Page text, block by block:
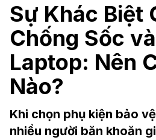
Sự Khác Biệt
Chống Sốc
Laptop: Nên
Nào?
Khi chọn phụ kiện bảo
nhiều người băn khoăn